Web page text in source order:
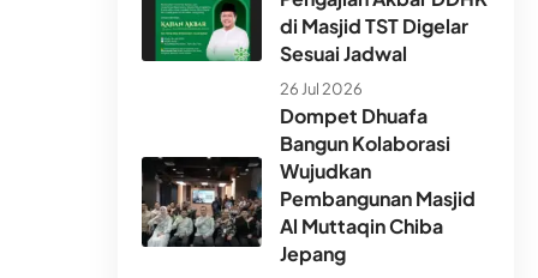
di Masjid TST Digelar
Sesuai Jadwal
26 Jul 2026
Dompet Dhuafa
Bangun Kolaborasi
Wujudkan
Pembangunan Masjid
Al Muttaqin Chiba
Jepang